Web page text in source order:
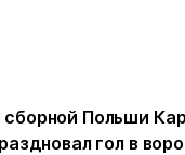
Польши
гол в